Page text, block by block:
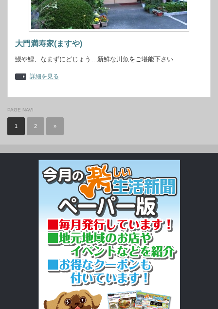
大門満寿家(ますや)
鰻や鯉、なまずにどじょう…新鮮な川魚をご堪能下さい
詳細を見る
PAGE NAVI
1 2 »